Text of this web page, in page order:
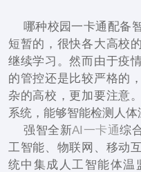
哪种校园一卡通配备
短暂的，很快各大高校
继续学习。然而由于疫
的管控还是比较严格的
杂的高校，更加要注意
系统，能够智能检测人体
强智全新AI一卡通综
工智能、物联网、移动
统中集成人工智能体温